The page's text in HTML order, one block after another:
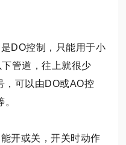
DO控制，只能用于小
管道，往上就很少
，可以由DO或AO控
开或关，开关时动作